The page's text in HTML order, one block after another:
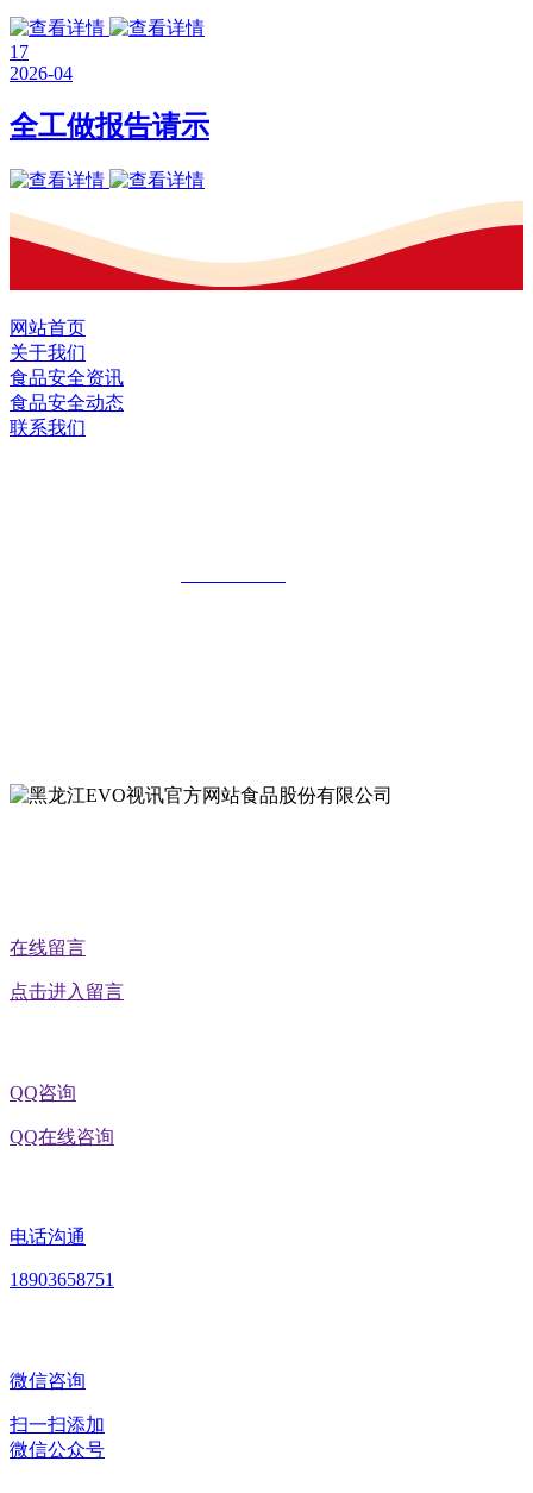
17
2026-04
全工做报告请示
网站首页
关于我们
食品安全资讯
食品安全动态
联系我们
在线留言
点击进入留言
QQ咨询
QQ在线咨询
电话沟通
18903658751
微信咨询
扫一扫添加
微信公众号